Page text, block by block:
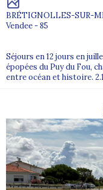
BRÉTIGNOLLES-SUR-
Vendee - 85
Séjours en 12 jours en
épopées du Puy du Fou,
entre océan et histoire.